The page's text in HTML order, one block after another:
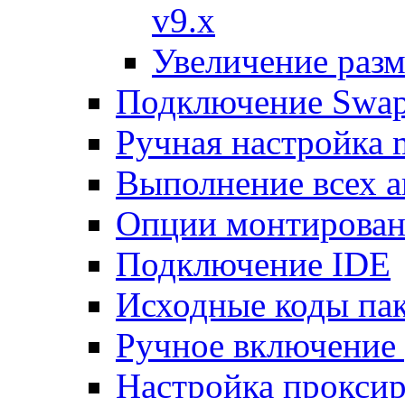
v9.x
Увеличение
Подключение
Ручная настройка
Выполнение всех
Опции
Подключение IDE
Исходные коды
Ручное
Настройка